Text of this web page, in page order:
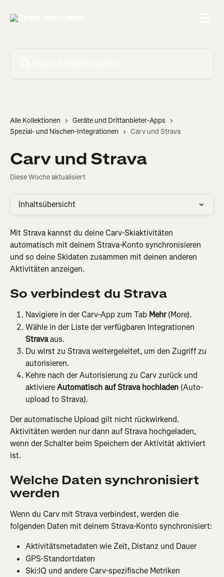
Alle Kollektionen
Geräte und Drittanbieter-Apps
Spezial- und Nischen-Integrationen
Carv und Strava
Carv und Strava
Diese Woche aktualisiert
Inhaltsübersicht
Mit Strava kannst du deine Carv-Skiaktivitäten
automatisch mit deinem Strava-Konto synchronisieren
und so deine Skidaten zusammen mit deinen anderen
Aktivitäten anzeigen.
So verbindest du Strava
Navigiere in der Carv-App zum Tab Mehr (More).
Wähle in der Liste der verfügbaren Integrationen
Strava aus.
Du wirst zu Strava weitergeleitet, um den Zugriff zu
autorisieren.
Kehre nach der Autorisierung zu Carv zurück und
aktiviere Automatisch auf Strava hochladen (Auto-
upload to Strava).
Der automatische Upload gilt nicht rückwirkend.
Aktivitäten werden nur dann auf Strava hochgeladen,
wenn der Schalter beim Speichern der Aktivität aktiviert
ist.
Welche Daten synchronisiert
werden
Wenn du Carv mit Strava verbindest, werden die
folgenden Daten mit deinem Strava-Konto synchronisiert:
Aktivitätsmetadaten wie Zeit, Distanz und Dauer
GPS-Standortdaten
Ski:IQ und andere Carv-spezifische Metriken